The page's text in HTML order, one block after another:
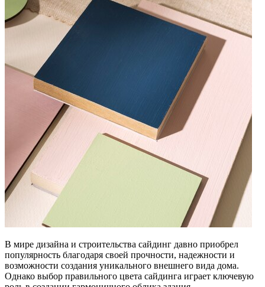
В мире дизайна и строительства сайдинг давно приобрел
популярность благодаря своей прочности, надежности и
возможности создания уникального внешнего вида дома.
Однако выбор правильного цвета сайдинга играет ключевую